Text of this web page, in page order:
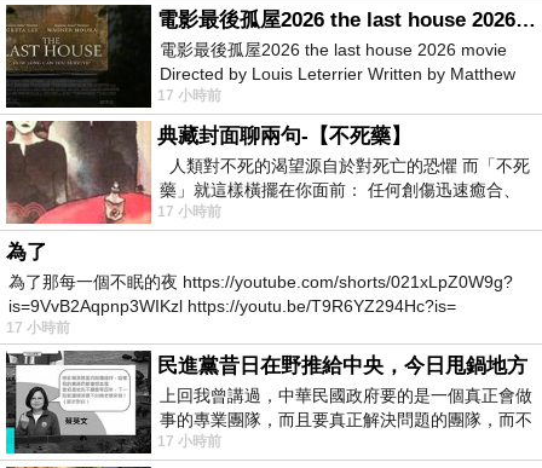
電影最後孤屋2026 the last house 2026 movie
電影最後孤屋2026 the last house 2026 movie
Directed by Louis Leterrier Written by Matthew
Robinson Starring Greta Lee Wa
17 小時前
典藏封面聊兩句-【不死藥】
人類對不死的渴望源自於對死亡的恐懼 而「不死
藥」就這樣橫擺在你面前： 任何創傷迅速癒合、
停止衰老、痛覺消失…堪
17 小時前
為了
為了那每一個不眠的夜 https://youtube.com/shorts/021xLpZ0W9g?
is=9VvB2Aqpnp3WIKzl https://youtu.be/T9R6YZ294Hc?is=
17 小時前
民進黨昔日在野推給中央，今日甩鍋地方
上回我曾講過，中華民國政府要的是一個真正會做
事的專業團隊，而且要真正解決問題的團隊，而不
是只會到處甩鍋的雙標團隊，最近民進黨
17 小時前